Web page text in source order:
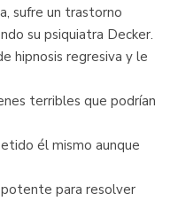
sufre un trastorno
su psiquiatra Decker.
hipnosis regresiva y le
terribles que podrían
él mismo aunque
para resolver